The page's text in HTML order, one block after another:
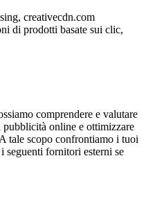
creativecdn.com
di prodotti basate sui clic,
comprendere e valutare
pubblicità online e ottimizzare
tale scopo confrontiamo i tuoi
seguenti fornitori esterni se